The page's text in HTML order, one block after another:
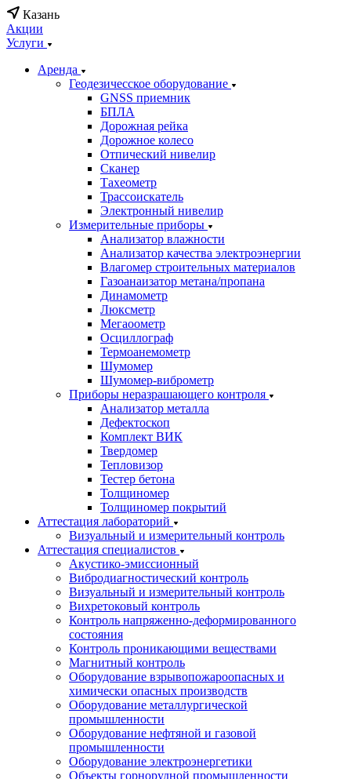
Казань
Акции
Услуги
Аренда
Геодезичесское оборудование
GNSS приемник
БПЛА
Дорожная рейка
Дорожное колесо
Отпический нивелир
Сканер
Тахеометр
Трассоискатель
Электронный нивелир
Измерительные приборы
Анализатор влажности
Анализатор качества электроэнергии
Влагомер строительных материалов
Газоанаизатор метана/пропана
Динамометр
Люксметр
Мегаоометр
Осциллограф
Термоанемометр
Шумомер
Шумомер-виброметр
Приборы неразрашающего контроля
Анализатор металла
Дефектоскоп
Комплект ВИК
Твердомер
Тепловизор
Тестер бетона
Толщиномер
Толщиномер покрытий
Аттестация лабораторий
Визуальный и измерительный контроль
Аттестация специалистов
Акустико-эмиссионный
Вибродиагностический контроль
Визуальный и измерительный контроль
Вихретоковый контроль
Контроль напряженно-деформированного
состояния
Контроль проникающими веществами
Магнитный контроль
Оборудование взрывопожароопасных и
химически опасных производств
Оборудование металлургической
промышленности
Оборудование нефтяной и газовой
промышленности
Оборудование электроэнергетики
Объекты горнорудной промышленности